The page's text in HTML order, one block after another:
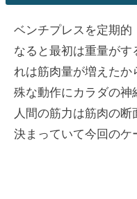
ベンチプレスを定期的
なると最初は重量がす
れは筋肉量が増えた
殊な動作にカラダの神
人間の筋力は筋肉の
決まっていて今回のケ